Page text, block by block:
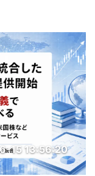
15 13:56:20